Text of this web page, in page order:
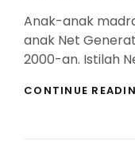
Anak-anak
anak Net
2000-an. Istilah
CONTINUE